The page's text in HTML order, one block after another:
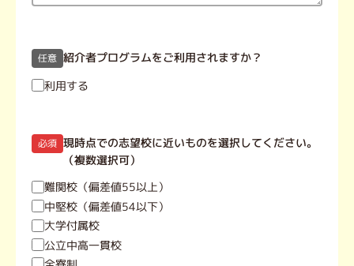
任意 紹介者プログラムをご利用されますか？
利用する
必須 現時点での志望校に近いものを選択してください。
（複数選択可）
難関校（偏差値55以上）
中堅校（偏差値54以下）
大学付属校
公立中高一貫校